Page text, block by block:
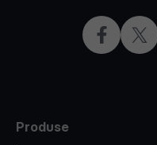
Facebook
X
Produse